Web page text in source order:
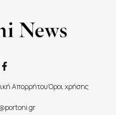
ΑπορρήτουΌροι χρήσης